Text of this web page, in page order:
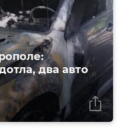
два авто